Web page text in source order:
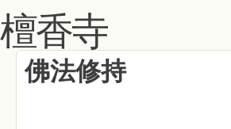
檀香寺
佛法修持